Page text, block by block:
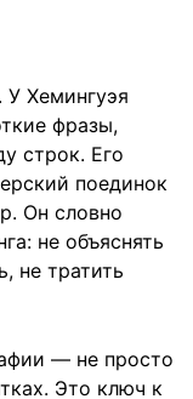
Хемингуэя
фразы,
строк. Его
поединок
Он словно
не объяснять
не тратить
— не просто
Это ключ к